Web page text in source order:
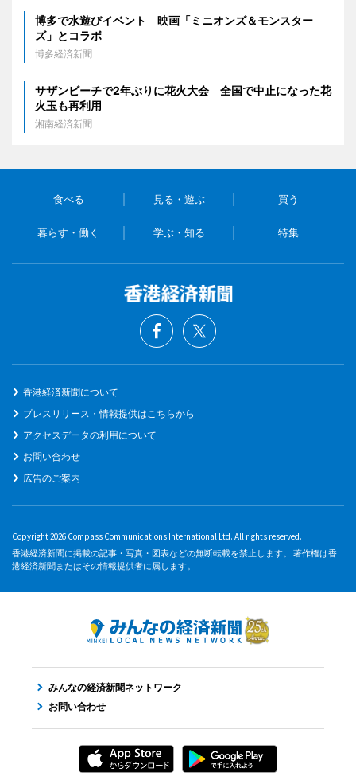
博多で水遊びイベント 映画「ミニオンズ＆モンスター
ズ」とコラボ
博多経済新聞
サザンビーチで2年ぶりに花火大会 全国で中止になった花
火玉も再利用
湘南経済新聞
食べる 見る・遊ぶ 買う
暮らす・働く 学ぶ・知る 特集
香港経済新聞について
プレスリリース・情報提供はこちらから
アクセスデータの利用について
お問い合わせ
広告のご案内
Copyright 2026 Compass Communications International Ltd. All rights reserved.
香港経済新聞に掲載の記事・写真・図表などの無断転載を禁止します。 著作権は香
港経済新聞またはその情報提供者に属します。
みんなの経済新聞ネットワーク
お問い合わせ